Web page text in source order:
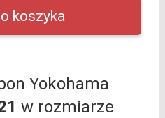
Yokohama
w rozmiarze